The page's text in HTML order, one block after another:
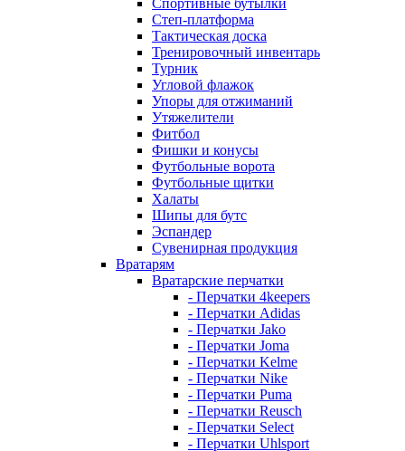
Спортивные бутылки
Степ-платформа
Тактическая доска
Тренировочный инвентарь
Турник
Угловой флажок
Упоры для отжиманий
Утяжелители
Фитбол
Фишки и конусы
Футбольные ворота
Футбольные щитки
Халаты
Шипы для бутс
Эспандер
Сувенирная продукция
Вратарям
Вратарские перчатки
- Перчатки 4keepers
- Перчатки Adidas
- Перчатки Jako
- Перчатки Joma
- Перчатки Kelme
- Перчатки Nike
- Перчатки Puma
- Перчатки Reusch
- Перчатки Select
- Перчатки Uhlsport